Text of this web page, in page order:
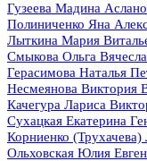
Гузеева Мадина
Полиниченко Яна
Лыткина Мария
Смыкова Ольга
Герасимова Наталья
Несмеянова Виктория
Качегура Лариса
Сухацкая Екатерина
Корниенко
Ольховская Юлия